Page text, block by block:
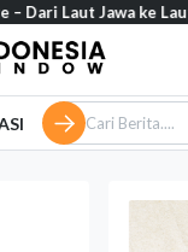
ke Laut Banda: Jejak